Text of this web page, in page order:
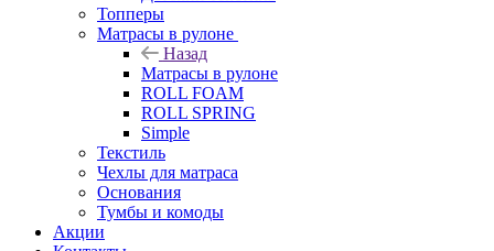
Топперы
Матрасы в рулоне
Назад
Матрасы в рулоне
ROLL FOAM
ROLL SPRING
Simple
Текстиль
Чехлы для матраса
Основания
Тумбы и комоды
Акции